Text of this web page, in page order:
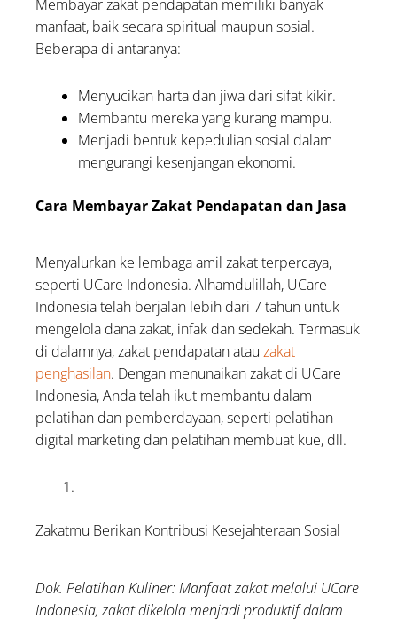
Membayar zakat pendapatan memiliki banyak
manfaat, baik secara spiritual maupun sosial.
Beberapa di antaranya:
Menyucikan harta dan jiwa dari sifat kikir.
Membantu mereka yang kurang mampu.
Menjadi bentuk kepedulian sosial dalam
mengurangi kesenjangan ekonomi.
Cara Membayar Zakat Pendapatan dan Jasa
Menyalurkan ke lembaga amil zakat terpercaya,
seperti UCare Indonesia. Alhamdulillah, UCare
Indonesia telah berjalan lebih dari 7 tahun untuk
mengelola dana zakat, infak dan sedekah. Termasuk
di dalamnya, zakat pendapatan atauzakat
penghasilan. Dengan menunaikan zakat di UCare
Indonesia, Anda telah ikut membantu dalam
pelatihan dan pemberdayaan, seperti pelatihan
digital marketing dan pelatihan membuat kue, dll.
Zakatmu Berikan Kontribusi Kesejahteraan Sosial
Dok. Pelatihan Kuliner: Manfaat zakat melalui UCare
Indonesia, zakat dikelola menjadi produktif dalam